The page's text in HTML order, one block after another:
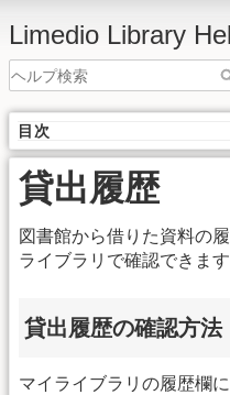
Limedio Library
目次
貸出履歴
図書館から借りた資料の
ライブラリで確認できます
貸出履歴の確認方法
マイライブラリの履歴欄